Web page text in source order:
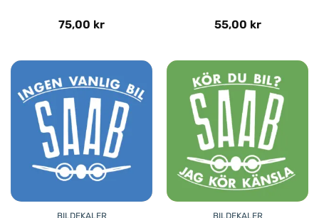
75,00 kr 55,00 kr
BILDEKALER BILDEKALER